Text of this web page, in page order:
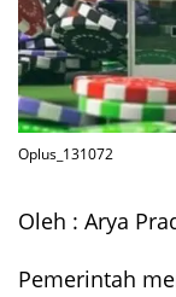
Oplus_131072
Oleh : Arya
Pemerintah